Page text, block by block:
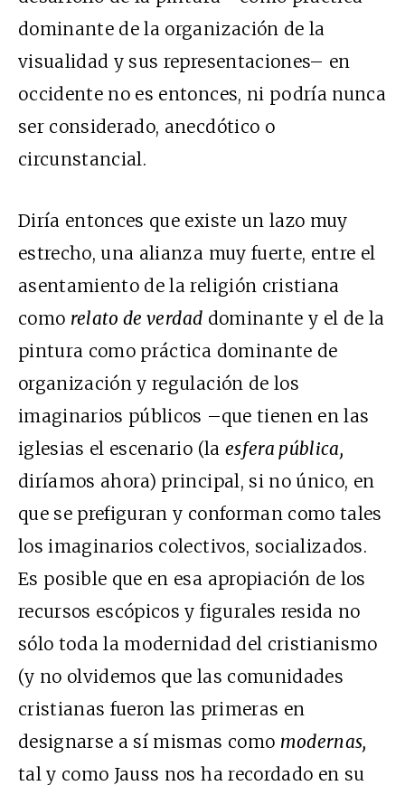
dominante de la organización de la
visualidad y sus representaciones– en
occidente no es entonces, ni podría nunca
ser considerado, anecdótico o
circunstancial.
Diría entonces que existe un lazo muy
estrecho, una alianza muy fuerte, entre el
asentamiento de la religión cristiana
como relato de verdad dominante y el de la
pintura como práctica dominante de
organización y regulación de los
imaginarios públicos –que tienen en las
iglesias el escenario (la esfera pública,
diríamos ahora) principal, si no único, en
que se prefiguran y conforman como tales
los imaginarios colectivos, socializados.
Es posible que en esa apropiación de los
recursos escópicos y figurales resida no
sólo toda la modernidad del cristianismo
(y no olvidemos que las comunidades
cristianas fueron las primeras en
designarse a sí mismas como modernas,
tal y como Jauss nos ha recordado en su